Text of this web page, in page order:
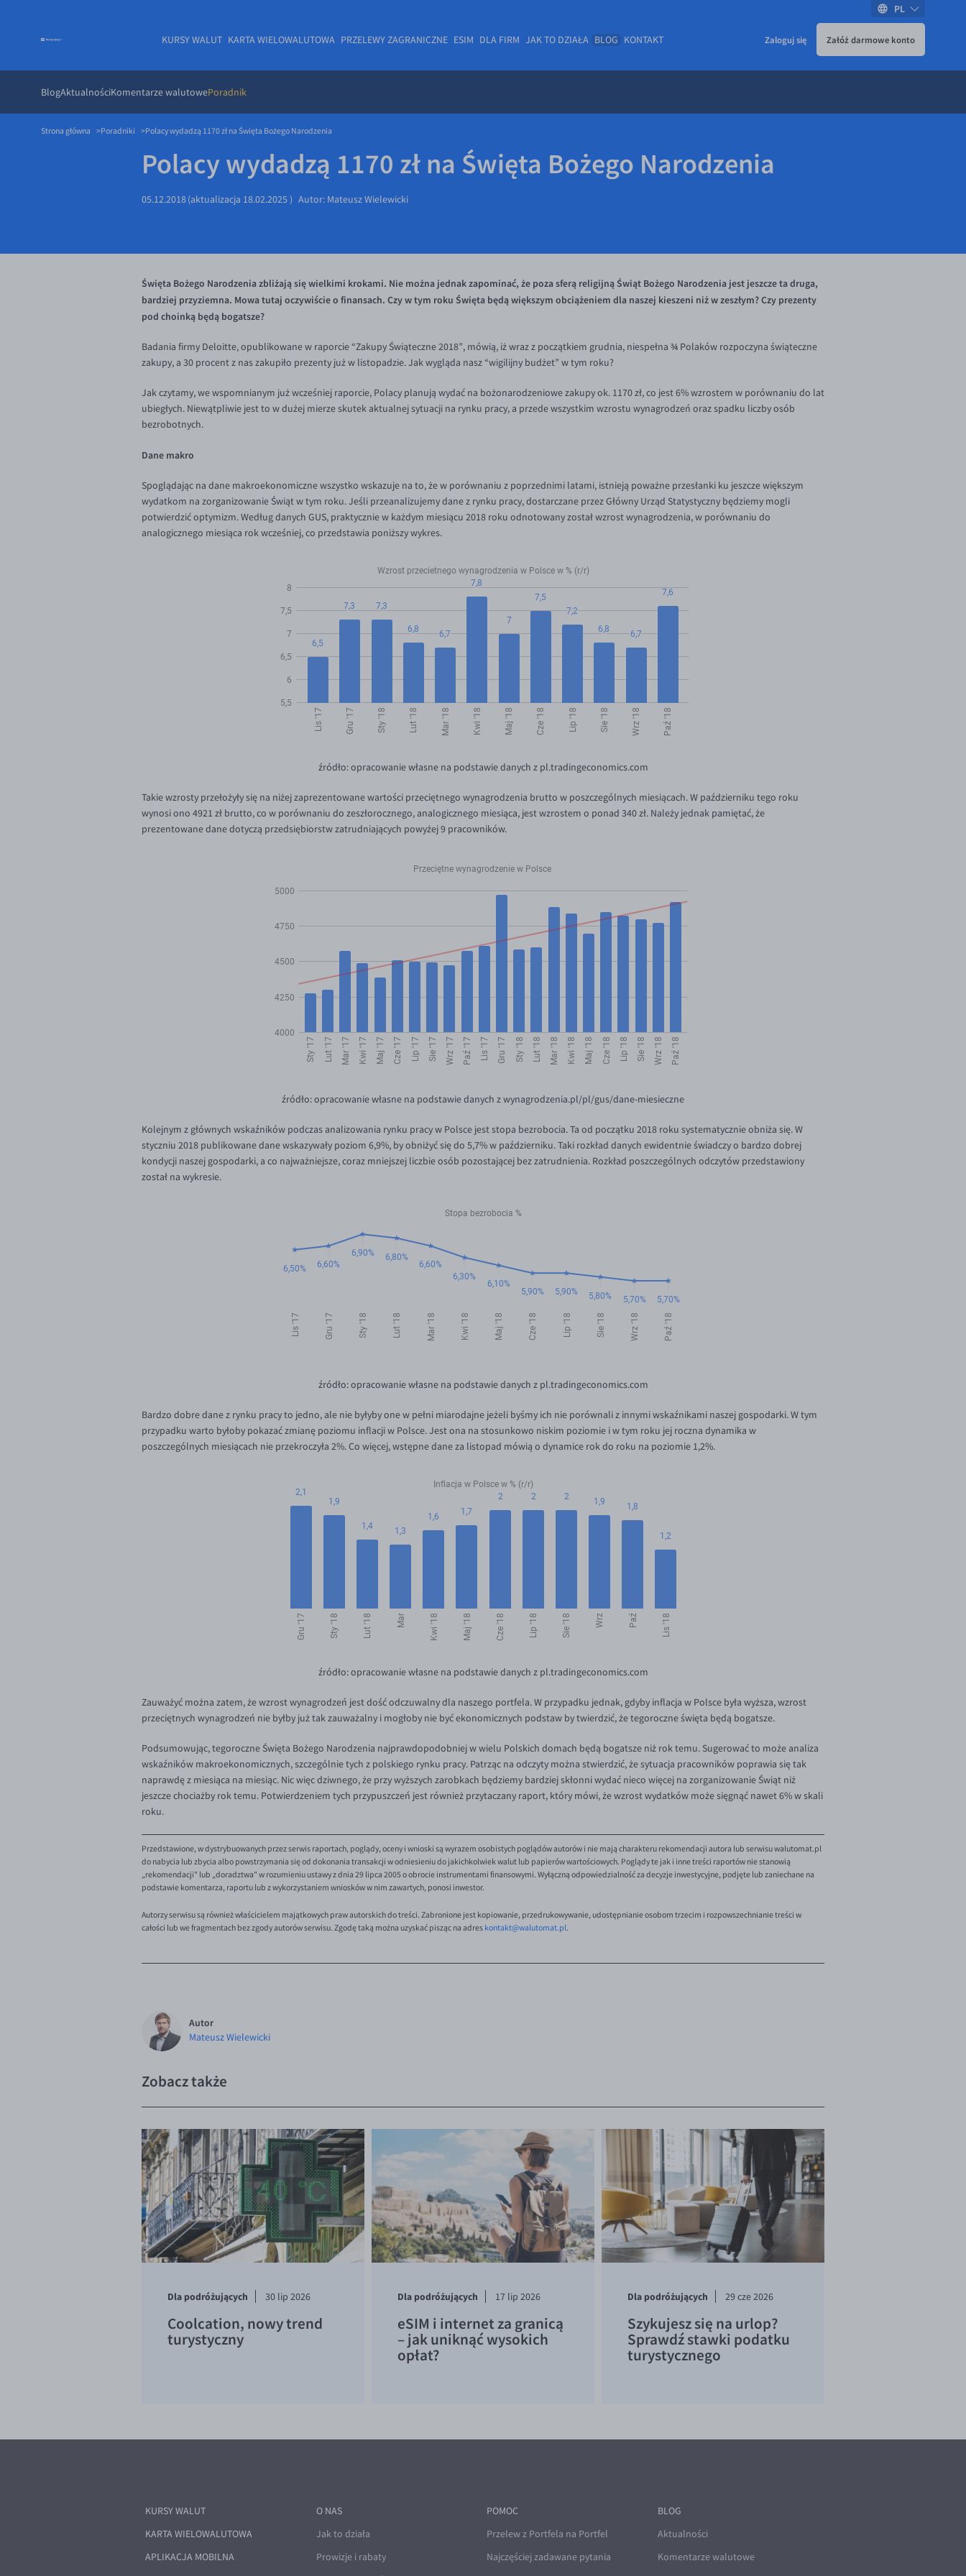
KURSY WALUT KARTA WIELOWALUTOWA PRZELEWY ZAGRANICZNE ESIM DLA FIRM JAK TO DZIAŁA BLOG
BlogAktualnościKomentarze walutowePoradnik
KONTAKT Zaloguj się Załóż darmowe konto
PL
Strona główna Poradniki Polacy wydadzą 1170 zł na Święta Bożego Narodzenia
Polacy wydadzą 1170 zł na Święta Bożego Narodzenia
05.12.2018(aktualizacja 18.02.2025) Autor: Mateusz Wielewicki
Święta Bożego Narodzenia zbliżają się wielkimi krokami. Nie można jednak zapominać, że poza sferą religijną Świąt Bożego Narodzenia jest jeszcze ta druga,
bardziej przyziemna. Mowa tutaj oczywiście o finansach. Czy w tym roku Święta będą większym obciążeniem dla naszej kieszeni niż w zeszłym? Czy prezenty
pod choinką będą bogatsze?
Badania firmy Deloitte, opublikowane w raporcie “Zakupy Świąteczne 2018”, mówią, iż wraz z początkiem grudnia, niespełna ¾ Polaków rozpoczyna świąteczne
zakupy, a 30 procent z nas zakupiło prezenty już w listopadzie. Jak wygląda nasz “wigilijny budżet” w tym roku?
Jak czytamy, we wspomnianym już wcześniej raporcie, Polacy planują wydać na bożonarodzeniowe zakupy ok. 1170 zł, co jest 6% wzrostem w porównaniu do lat
ubiegłych. Niewątpliwie jest to w dużej mierze skutek aktualnej sytuacji na rynku pracy, a przede wszystkim wzrostu wynagrodzeń oraz spadku liczby osób
bezrobotnych.
Dane makro
Spoglądając na dane makroekonomiczne wszystko wskazuje na to, że w porównaniu z poprzednimi latami, istnieją poważne przesłanki ku jeszcze większym
wydatkom na zorganizowanie Świąt w tym roku. Jeśli przeanalizujemy dane z rynku pracy, dostarczane przez Główny Urząd Statystyczny będziemy mogli
potwierdzić optymizm. Według danych GUS, praktycznie w każdym miesiącu 2018 roku odnotowany został wzrost wynagrodzenia, w porównaniu do
analogicznego miesiąca rok wcześniej, co przedstawia poniższy wykres.
źródło: opracowanie własne na podstawie danych z pl.tradingeconomics.com
Takie wzrosty przełożyły się na niżej zaprezentowane wartości przeciętnego wynagrodzenia brutto w poszczególnych miesiącach. W październiku tego roku
wynosi ono 4921 zł brutto, co w porównaniu do zeszłorocznego, analogicznego miesiąca, jest wzrostem o ponad 340 zł. Należy jednak pamiętać, że
prezentowane dane dotyczą przedsiębiorstw zatrudniających powyżej 9 pracowników.
źródło: opracowanie własne na podstawie danych z wynagrodzenia.pl/pl/gus/dane-miesieczne
Kolejnym z głównych wskaźników podczas analizowania rynku pracy w Polsce jest stopa bezrobocia. Ta od początku 2018 roku systematycznie obniża się. W
styczniu 2018 publikowane dane wskazywały poziom 6,9%, by obniżyć się do 5,7% w październiku. Taki rozkład danych ewidentnie świadczy o bardzo dobrej
kondycji naszej gospodarki, a co najważniejsze, coraz mniejszej liczbie osób pozostającej bez zatrudnienia. Rozkład poszczególnych odczytów przedstawiony
został na wykresie.
źródło: opracowanie własne na podstawie danych z pl.tradingeconomics.com
Bardzo dobre dane z rynku pracy to jedno, ale nie byłyby one w pełni miarodajne jeżeli byśmy ich nie porównali z innymi wskaźnikami naszej gospodarki. W tym
przypadku warto byłoby pokazać zmianę poziomu inflacji w Polsce. Jest ona na stosunkowo niskim poziomie i w tym roku jej roczna dynamika w
poszczególnych miesiącach nie przekroczyła 2%. Co więcej, wstępne dane za listopad mówią o dynamice rok do roku na poziomie 1,2%.
źródło: opracowanie własne na podstawie danych z pl.tradingeconomics.com
Zauważyć można zatem, że wzrost wynagrodzeń jest dość odczuwalny dla naszego portfela. W przypadku jednak, gdyby inflacja w Polsce była wyższa, wzrost
przeciętnych wynagrodzeń nie byłby już tak zauważalny i mogłoby nie być ekonomicznych podstaw by twierdzić, że tegoroczne święta będą bogatsze.
Podsumowując, tegoroczne Święta Bożego Narodzenia najprawdopodobniej w wielu Polskich domach będą bogatsze niż rok temu. Sugerować to może analiza
wskaźników makroekonomicznych, szczególnie tych z polskiego rynku pracy. Patrząc na odczyty można stwierdzić, że sytuacja pracowników poprawia się tak
naprawdę z miesiąca na miesiąc. Nic więc dziwnego, że przy wyższych zarobkach będziemy bardziej skłonni wydać nieco więcej na zorganizowanie Świąt niż
jeszcze chociażby rok temu. Potwierdzeniem tych przypuszczeń jest również przytaczany raport, który mówi, że wzrost wydatków może sięgnąć nawet 6% w skali
roku.
Przedstawione, w dystrybuowanych przez serwis raportach, poglądy, oceny i wnioski są wyrazem osobistych poglądów autorów i nie mają charakteru rekomendacji autora lub serwisu walutomat.pl
do nabycia lub zbycia albo powstrzymania się od dokonania transakcji w odniesieniu do jakichkolwiek walut lub papierów wartościowych. Poglądy te jak i inne treści raportów nie stanowią
„rekomendacji" lub „doradztwa" w rozumieniu ustawy z dnia 29 lipca 2005 o obrocie instrumentami finansowymi. Wyłączną odpowiedzialność za decyzje inwestycyjne, podjęte lub zaniechane na
podstawie komentarza, raportu lub z wykorzystaniem wniosków w nim zawartych, ponosi inwestor.
Autorzy serwisu są również właścicielem majątkowych praw autorskich do treści. Zabronione jest kopiowanie, przedrukowywanie, udostępnianie osobom trzecim i rozpowszechnianie treści w
całości lub we fragmentach bez zgody autorów serwisu. Zgodę taką można uzyskać pisząc na adres kontakt@walutomat.pl.
Autor
Mateusz Wielewicki
Zobacz także
Dla podróżujących 30 lip 2026
Coolcation, nowy trend
turystyczny
Dla podróżujących 17 lip 2026
eSIM i internet za granicą
– jak uniknąć wysokich
opłat?
Dla podróżujących 29 cze 2026
Szykujesz się na urlop?
Sprawdź stawki podatku
turystycznego
KURSY WALUT
KARTA WIELOWALUTOWA
APLIKACJA MOBILNA
O NAS
Jak to działa
Prowizje i rabaty
POMOC
Przelew z Portfela na Portfel
Najczęściej zadawane pytania
BLOG
Aktualności
Komentarze walutowe